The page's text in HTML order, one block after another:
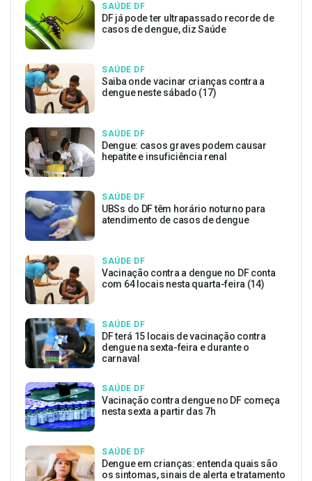
SAÚDE DF
DF já pode ter ultrapassado recorde de
casos de dengue, diz Saúde
SAÚDE DF
Saiba onde vacinar crianças contra a
dengue neste sábado (17)
SAÚDE DF
Dengue: casos graves podem causar
hepatite e insuficiência renal
SAÚDE DF
UBSs do DF têm horário noturno para
atendimento de casos de dengue
SAÚDE DF
Vacinação contra a dengue no DF conta
com 64 locais nesta quarta-feira (14)
SAÚDE DF
DF terá 15 locais de vacinação contra
dengue na sexta-feira e durante o
carnaval
SAÚDE DF
Vacinação contra dengue no DF começa
nesta sexta a partir das 7h
SAÚDE DF
Dengue em crianças: entenda quais são
os sintomas, sinais de alerta e tratamento